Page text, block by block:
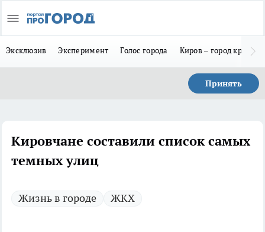
Эксклюзив Эксперимент Голос города Киров – город
Принять
Кировчане составили список самых
темных улиц
Жизнь в городе ЖКХ